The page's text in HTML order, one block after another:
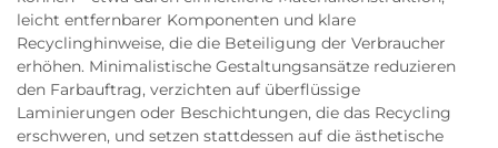
leicht entfernbarer Komponenten und klare
Recyclinghinweise, die die Beteiligung der Verbraucher
erhöhen. Minimalistische Gestaltungsansätze reduzieren
den Farbauftrag, verzichten auf überflüssige
Laminierungen oder Beschichtungen, die das Recycling
erschweren, und setzen stattdessen auf die ästhetische